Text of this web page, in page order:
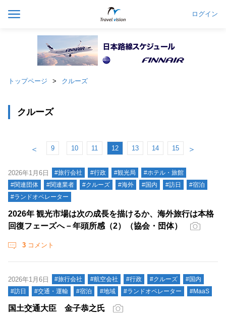
ログイン
トップページ クルーズ
クルーズ
＜ 9 10 11 12 13 14 15 ＞
2026年1月6日 #旅行会社 #行政 #観光局
#ホテル・旅館
#関連団体
#関連業者 #クルーズ #海外 #国内 #訪日
#宿泊
#ランドオペレーター
2026年 観光市場は次の成長を描けるか、海外旅行は本格
回復フェーズへ－年頭所感（2）（協会・団体）
3 コメント
2026年1月6日 #旅行会社 #航空会社 #行政 #クルーズ
#国内
#訪日
#交通・運輸 #宿泊 #地域 #ランドオペレーター #MaaS
国土交通大臣 金子恭之氏